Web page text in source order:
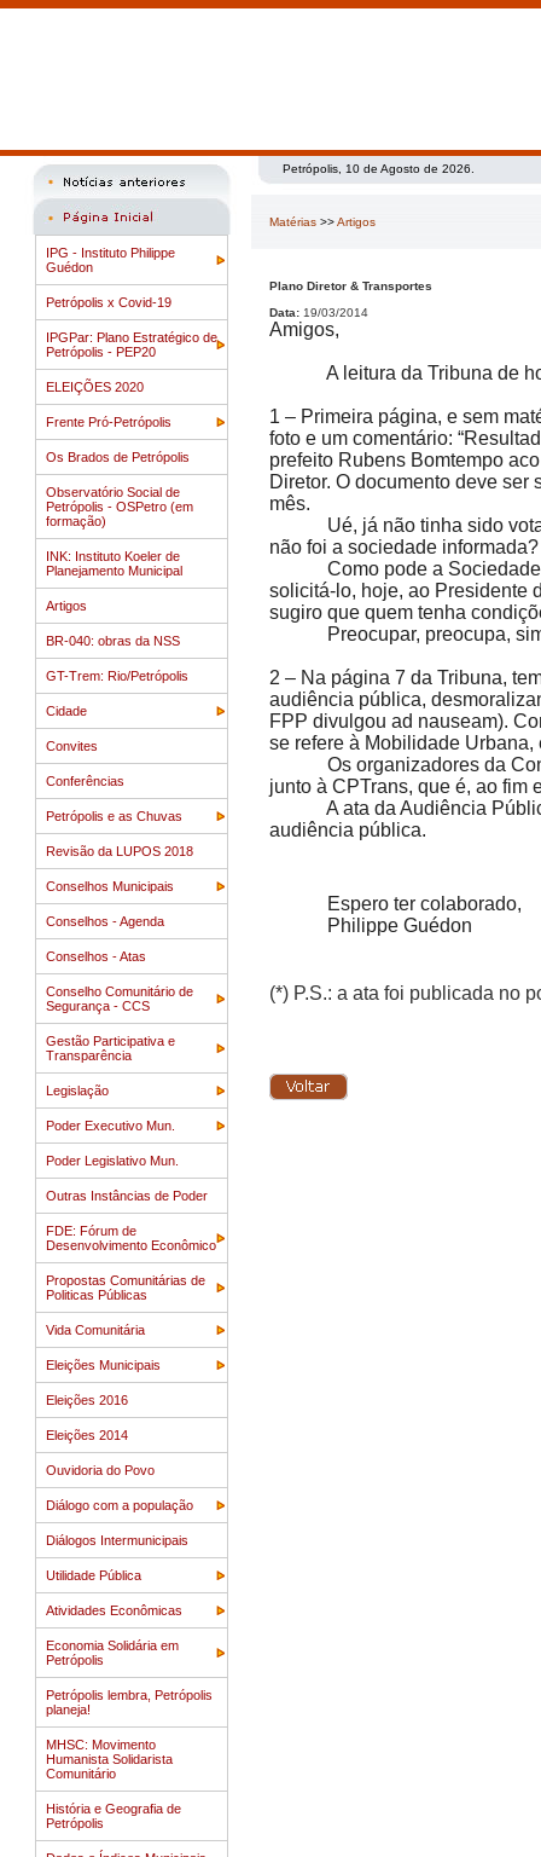
IPG - Instituto Philippe
Guédon
Petrópolis x Covid-19
IPGPar: Plano Estratégico de
Petrópolis - PEP20
ELEIÇÕES 2020
Frente Pró-Petrópolis
Os Brados de Petrópolis
Observatório Social de
Petrópolis - OSPetro (em
formação)
INK: Instituto Koeler de
Planejamento Municipal
Artigos
BR-040: obras da NSS
GT-Trem: Rio/Petrópolis
Cidade
Convites
Conferências
Petrópolis e as Chuvas
Revisão da LUPOS 2018
Conselhos Municipais
Conselhos - Agenda
Conselhos - Atas
Conselho Comunitário de
Segurança - CCS
Gestão Participativa e
Transparência
Legislação
Poder Executivo Mun.
Poder Legislativo Mun.
Outras Instâncias de Poder
FDE: Fórum de
Desenvolvimento Econômico
Propostas Comunitárias de
Politicas Públicas
Vida Comunitária
Eleições Municipais
Eleições 2016
Eleições 2014
Ouvidoria do Povo
Diálogo com a população
Diálogos Intermunicipais
Utilidade Pública
Atividades Econômicas
Economia Solidária em
Petrópolis
Petrópolis lembra, Petrópolis
planeja!
MHSC: Movimento
Humanista Solidarista
Comunitário
História e Geografia de
Petrópolis
Petrópolis, 10 de Agosto de 2026.
Matérias >>Artigos
Plano Diretor & Transportes
Data: 19/03/2014
Amigos,
A leitura da Tribuna de
1 – Primeira página, e sem
foto e um comentário:
prefeito Rubens Bomtempo
Diretor. O documento deve
mês.
Ué, já não tinha sido
não foi a sociedade informada?
Como pode a Sociedade,
solicitá-lo, hoje, ao Presidente
sugiro que quem tenha
Preocupar, preocupa,
2 – Na página 7 da Tribuna,
audiência pública,
FPP divulgou ad nauseam).
se refere à Mobilidade
Os organizadores da
junto à CPTrans, que é, ao fim
A ata da Audiência Pública,
audiência pública.
Espero ter colaborado,
Philippe Guédon
(*) P.S.: a ata foi publicada no